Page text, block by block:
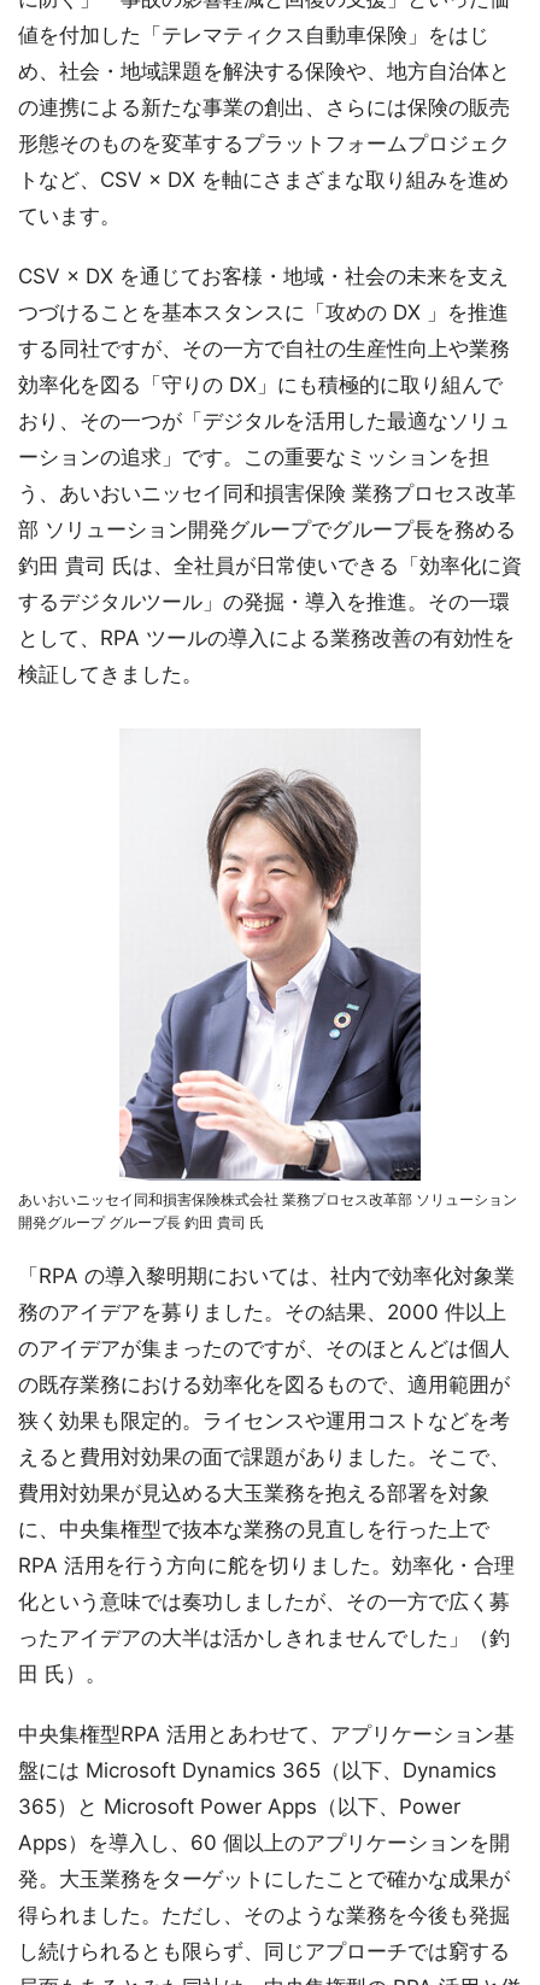
値を付加した「テレマティクス自動車保険」をはじ
め、社会・地域課題を解決する保険や、地方自治体と
の連携による新たな事業の創出、さらには保険の販売
形態そのものを変革するプラットフォームプロジェク
トなど、CSV × DX を軸にさまざまな取り組みを進め
ています。
CSV × DX を通じてお客様・地域・社会の未来を支え
つづけることを基本スタンスに「攻めの DX 」を推進
する同社ですが、その一方で自社の生産性向上や業務
効率化を図る「守りの DX」にも積極的に取り組んで
おり、その一つが「デジタルを活用した最適なソリュ
ーションの追求」です。この重要なミッションを担
う、あいおいニッセイ同和損害保険 業務プロセス改革
部 ソリューション開発グループでグループ長を務める
釣田 貴司 氏は、全社員が日常使いできる「効率化に資
するデジタルツール」の発掘・導入を推進。その一環
として、RPA ツールの導入による業務改善の有効性を
検証してきました。
あいおいニッセイ同和損害保険株式会社 業務プロセス改革部 ソリューション
開発グループ グループ長 釣田 貴司 氏
「RPA の導入黎明期においては、社内で効率化対象業
務のアイデアを募りました。その結果、2000 件以上
のアイデアが集まったのですが、そのほとんどは個人
の既存業務における効率化を図るもので、適用範囲が
狭く効果も限定的。ライセンスや運用コストなどを考
えると費用対効果の面で課題がありました。そこで、
費用対効果が見込める大玉業務を抱える部署を対象
に、中央集権型で抜本な業務の見直しを行った上で
RPA 活用を行う方向に舵を切りました。効率化・合理
化という意味では奏功しましたが、その一方で広く募
ったアイデアの大半は活かしきれませんでした」（釣
田 氏）。
中央集権型RPA 活用とあわせて、アプリケーション基
盤には Microsoft Dynamics 365（以下、Dynamics
365）と Microsoft Power Apps（以下、Power
Apps）を導入し、60 個以上のアプリケーションを開
発。大玉業務をターゲットにしたことで確かな成果が
得られました。ただし、そのような業務を今後も発掘
し続けられるとも限らず、同じアプローチでは窮する